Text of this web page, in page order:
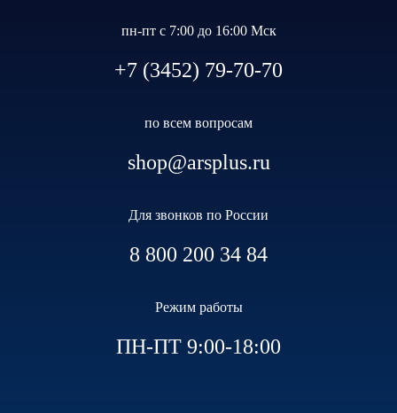
пн-пт с 7:00 до 16:00 Мск
+7 (3452) 79-70-70
по всем вопросам
shop@arsplus.ru
Для звонков по России
8 800 200 34 84
Режим работы
ПН-ПТ 9:00-18:00